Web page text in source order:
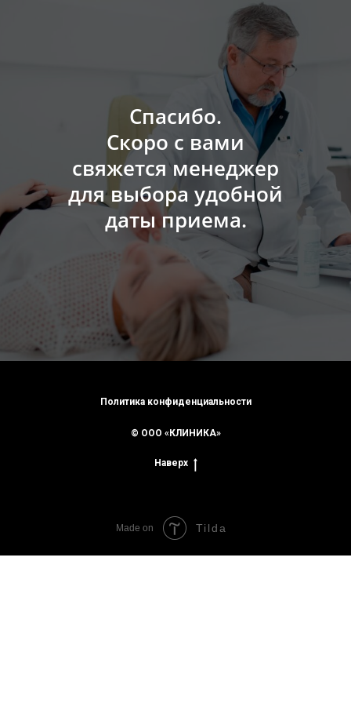
Спасибо.
Скоро с вами
свяжется менеджер
для выбора удобной
даты приема.
Политика конфиденциальности
© ООО «КЛИНИКА»
Наверх
Made on Tilda